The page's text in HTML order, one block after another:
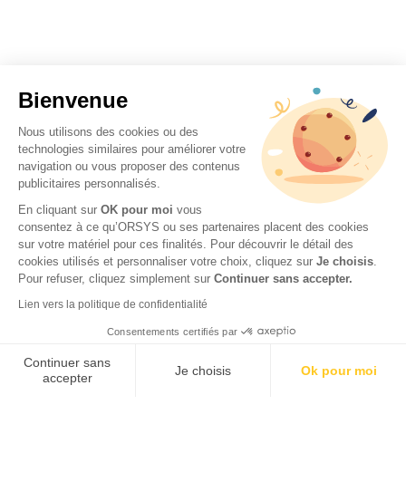
Bienvenue
Nous utilisons des cookies ou des
technologies similaires pour améliorer votre
navigation ou vous proposer des contenus
publicitaires personnalisés.
En cliquant sur OK pour moi vous
consentez à ce qu’ORSYS ou ses partenaires placent des cookies
sur votre matériel pour ces finalités. Pour découvrir le détail des
cookies utilisés et personnaliser votre choix, cliquez sur Je choisis
Pour refuser, cliquez simplement sur Continuer sans accepter.
Lien vers la politique de confidentialité
Consentements certifiés par
Continuer sans
accepter
Je choisis Ok pour moi